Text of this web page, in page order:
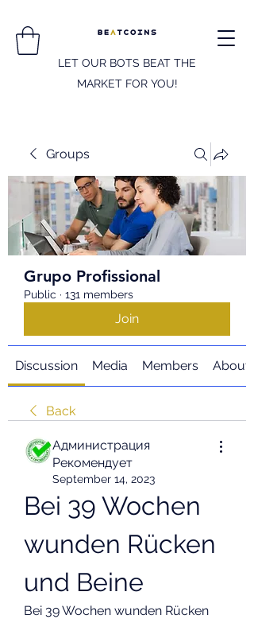
LET OUR BOTS BEAT THE
MARKET FOR YOU!
Groups
Grupo Profissional
Public · 131 members
Join
Discussion Media Members About
Back
Администрация
Рекомендует
September 14, 2023
Bei 39 Wochen
wunden Rücken
und Beine
Bei 39 Wochen wunden Rücken